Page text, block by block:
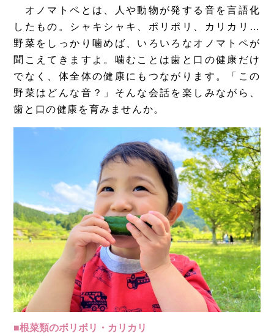
オノマトペとは、人や動物が発する音を言語化
したもの。シャキシャキ、ポリポリ、カリカリ…
野菜をしっかり噛めば、いろいろなオノマトペが
聞こえてきますよ。噛むことは歯と口の健康だけ
でなく、体全体の健康にもつながります。「この
野菜はどんな音？」そんな会話を楽しみながら、
歯と口の健康を育みませんか。
■根菜類のボリボリ・カリカリ